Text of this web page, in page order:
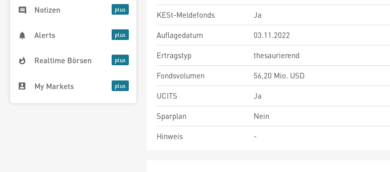
Notizen
Alerts
Realtime Börsen
My Markets
KESt-Meldefonds
Ja
Auflagedatum
03.11.2022
Ertragstyp
thesaurierend
Fondsvolumen
56,20 Mio. USD
UCITS
Ja
Sparplan
Nein
Hinweis
-